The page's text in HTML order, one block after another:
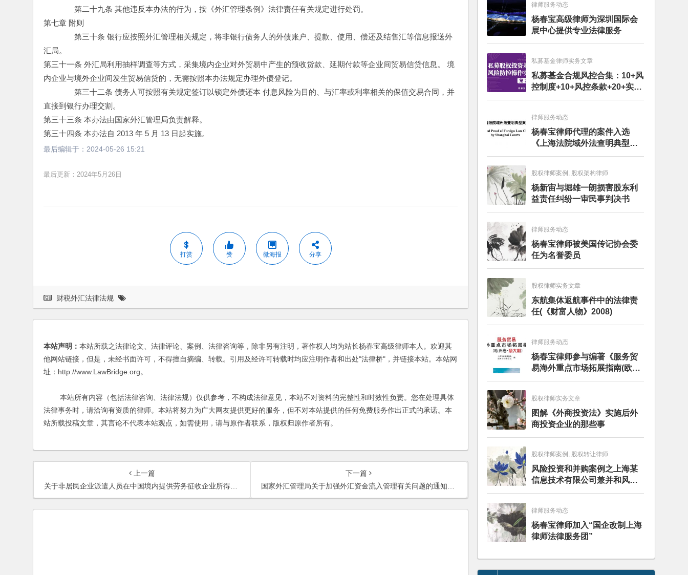
第二十九条 其他违反本办法的行为，按《外汇管理条例》法律责任有关规定进行处罚。
第七章 附则
第三十条 银行应按照外汇管理相关规定，将非银行债务人的外债账户、提款、使用、偿还及结售汇等信息报送外
汇局。
第三十一条 外汇局利用抽样调查等方式，采集境内企业对外贸易中产生的预收货款、延期付款等企业间贸易信贷信息。 境
内企业与境外企业间发生贸易信贷的，无需按照本办法规定办理外债登记。
第三十二条 债务人可按照有关规定签订以锁定外债还本 付息风险为目的、与汇率或利率相关的保值交易合同，并
直接到银行办理交割。
第三十三条 本办法由国家外汇管理局负责解释。
第三十四条 本办法自 2013 年 5 月 13 日起实施。
最后编辑于： 2024-05-26 15:21
最后更新：2024年5月26日
打赏 赞 微海报 分享
财税外汇法律法规
本站声明： 本站所载之法律论文、法律评论、案例、法律咨询等，除非另有注明，著作权人均为站长杨春宝高级律师本人。欢迎其
他网站链接，但是，未经书面许可，不得擅自摘编、转载。引用及经许可转载时均应注明作者和出处"法律桥"，并链接本站。本站网
址：http://www.LawBridge.org。
本站所有内容（包括法律咨询、法律法规）仅供参考，不构成法律意见，本站不对资料的完整性和时效性负责。您在处理具体
法律事务时，请洽询有资质的律师。本站将努力为广大网友提供更好的服务，但不对本站提供的任何免费服务作出正式的承诺。本
站所载投稿文章，其言论不代表本站观点，如需使用，请与原作者联系，版权归原作者所有。
上一篇
关于非居民企业派遣人员在中国境内提供劳务征收企业所得税有关问题的公告(2013年第19号)
下一篇
国家外汇管理局关于加强外汇资金流入管理有关问题的通知(〔2013〕20号)
律师服务动态
杨春宝高级律师为深圳国际会
展中心提供专业法律服务
私募基金律师实务文章
私募基金合规风控合集：10+风
控制度+10+风控条款+20+实务
文章+每月动态
律师服务动态
杨春宝律师代理的案件入选
《上海法院域外法查明典型案
例》
股权律师案例, 股权架构律师
杨新宙与堀雄一朗损害股东利
益责任纠纷一审民事判决书
律师服务动态
杨春宝律师被美国传记协会委
任为名誉委员
股权律师实务文章
东航集体返航事件中的法律责
任(《财富人物》2008)
律师服务动态
杨春宝律师参与编著《服务贸
易海外重点市场拓展指南(欧洲
卷·意大利)》
股权律师实务文章
图解《外商投资法》实施后外
商投资企业的那些事
股权律师案例, 股权转让律师
风险投资和并购案例之上海某
信息技术有限公司兼并和风险
投资服务
律师服务动态
杨春宝律师加入“国企改制上海
律师法律服务团”